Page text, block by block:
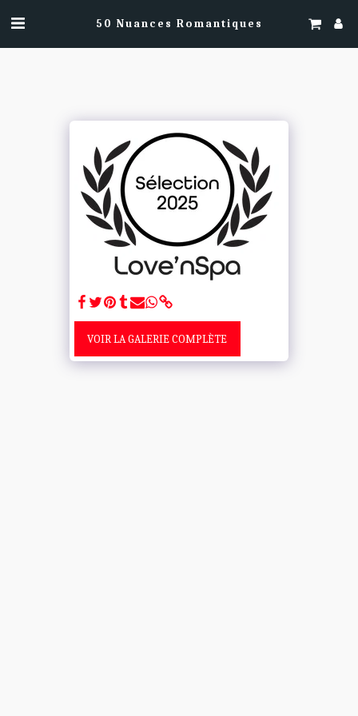
50 Nuances Romantiques
VOIR LA GALERIE COMPLÈTE